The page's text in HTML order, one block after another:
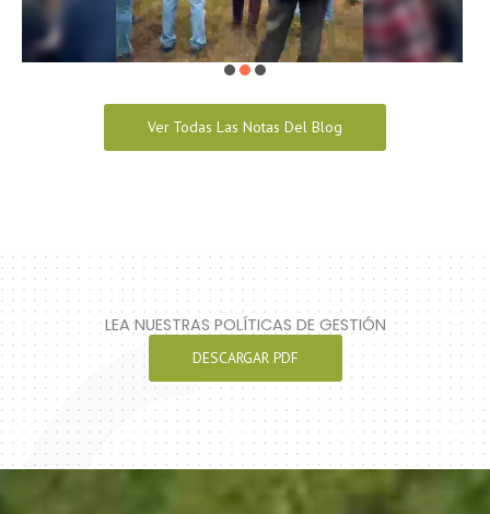
Ver Todas Las Notas Del Blog
LEA NUESTRAS POLÍTICAS DE GESTIÓN
DESCARGAR PDF